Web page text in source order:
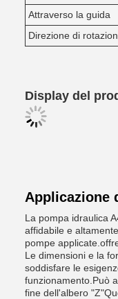
Attraverso la guida
Direzione di
Display del
Applicazione
La pompa idraulica
affidabile e
pompe
Le dimensioni e la
soddisfare le
funzionamento.Può
fine dell'albero